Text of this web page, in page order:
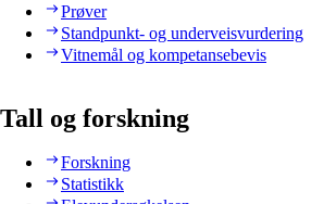
Prøver
Standpunkt- og underveisvurdering
Vitnemål og kompetansebevis
Tall og forskning
Forskning
Statistikk